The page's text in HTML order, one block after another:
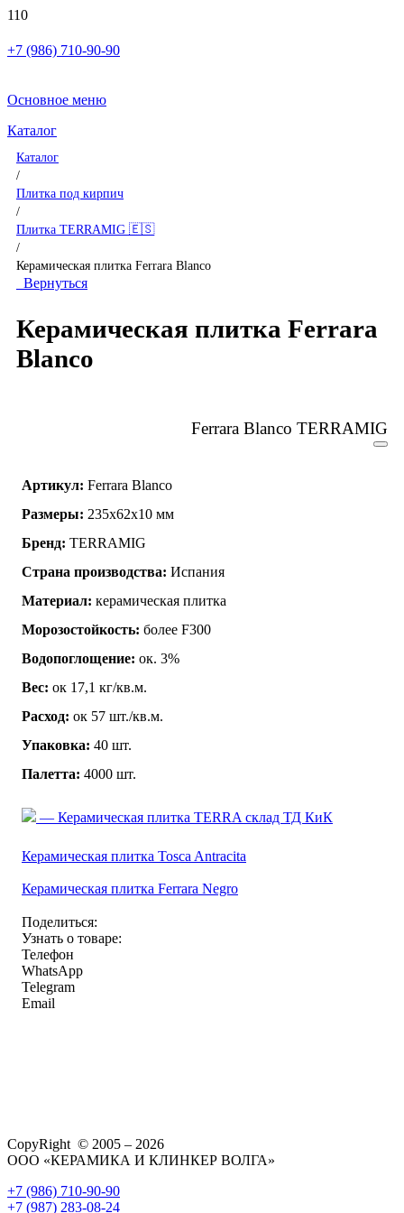
+7 (986) 710-90-90
Основное меню
Каталог
Каталог
/
Плитка под кирпич
/
Плитка TERRAMIG 🇪🇸
/
Керамическая плитка Ferrara Blanco
Вернуться
Керамическая плитка Ferrara
Blanco
Ferrara Blanco TERRAMIG
Артикул: Ferrara Blanco
Размеры: 235x62x10 мм
Бренд: TERRAMIG
Страна производства: Испания
Материал: керамическая плитка
Морозостойкость: более F300
Водопоглощение: ок. 3%
Вес: ок 17,1 кг/кв.м.
Расход: ок 57 шт./кв.м.
Упаковка: 40 шт.
Палетта: 4000 шт.
— Керамическая плитка TERRA склад ТД КиК
Керамическая плитка Tosca Antracita
Керамическая плитка Ferrara Negro
Поделиться:
Узнать о товаре:
Телефон
WhatsApp
Telegram
Email
CopyRight © 2005 – 2026
ООО «КЕРАМИКА И КЛИНКЕР ВОЛГА»
+7 (986) 710-90-90
+7 (987) 283-08-24